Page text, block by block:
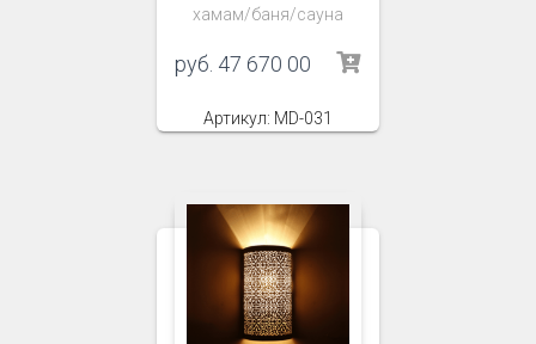
хамам/баня/сауна
руб. 47 670 00
Артикул: MD-031